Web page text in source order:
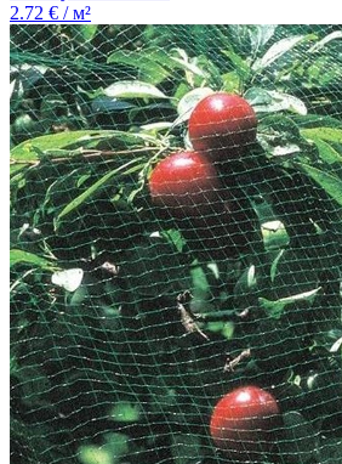
2.72 € / м²